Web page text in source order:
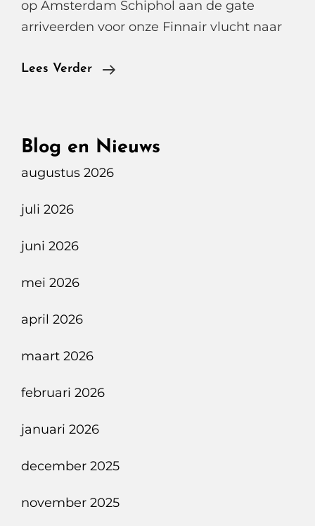
op Amsterdam Schiphol aan de gate
arriveerden voor onze Finnair vlucht naar
Lees Verder
Een
Op
Blog en Nieuws
augustus 2026
juli 2026
juni 2026
mei 2026
april 2026
maart 2026
februari 2026
januari 2026
december 2025
november 2025